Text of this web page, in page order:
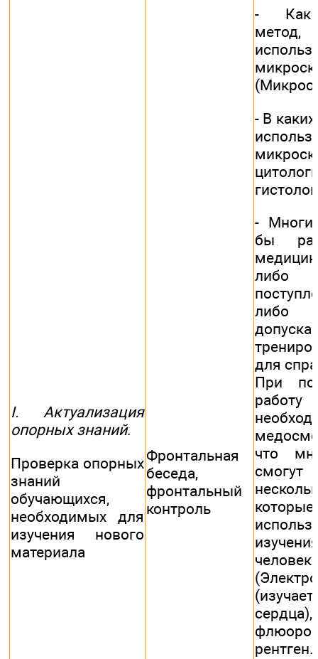
I. Актуализация
опорных знаний.
Проверка опорных
знаний
обучающихся,
необходимых для
изучения нового
материала
Фронтальная
беседа,
фронтальный
контроль
- Как
метод,
- В
-
бы
либо
для
При
что
сердца),
рентген.)